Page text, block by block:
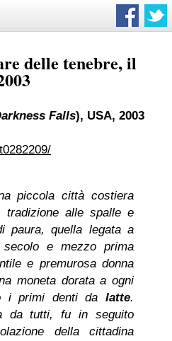
delle tenebre, il
Falls), USA, 2003
piccola città costiera
tradizione alle spalle e
paura, quella legata a
e mezzo prima
e premurosa donna
moneta dorata a ogni
i primi denti da latte.
da tutti, fu in seguito
della cittadina